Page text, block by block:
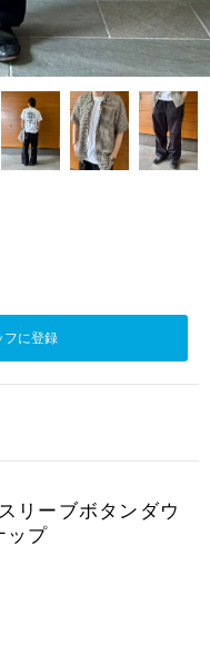
フに登録
リーブボタンダウ
ップ